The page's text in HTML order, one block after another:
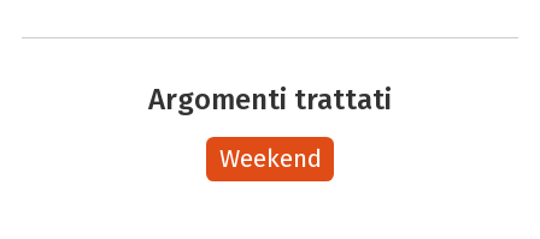
Argomenti trattati
Weekend